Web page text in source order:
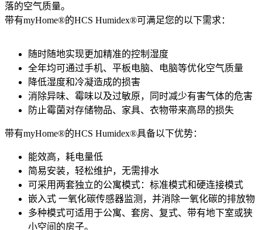
落的空气质量。
带有myHome®的HCS Humidex®可满足您的以下需求：
随时随地实现更加精准的控制湿度
全年均可通过手机、平板电脑、电脑等优化空气质量
降低湿度和冷凝造成的损害
消除异味、霉味以及过敏原，同时减少有害气体的危害
防止霉菌对存储物品、家具、衣物带来高昂的损失
带有myHome®的HCS Humidex®具备以下优势：
能效高，耗电量低
简易安装，轻松维护，无需排水
可采用两套独立的公寓模式：标准模式和硬连接模式
嵌入式 一氧化碳传感器监测，并消除一氧化碳的排放物
多种模式可适用于公寓、套房、复式、带有地下室或狭
小空间的房子。